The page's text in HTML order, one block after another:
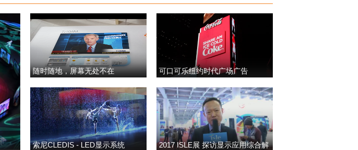
随时随地，屏幕无处不在 可口可乐纽约时代广场广告
索尼CLEDIS - LED显示系统 2017 ISLE展 探访显示应用综合解